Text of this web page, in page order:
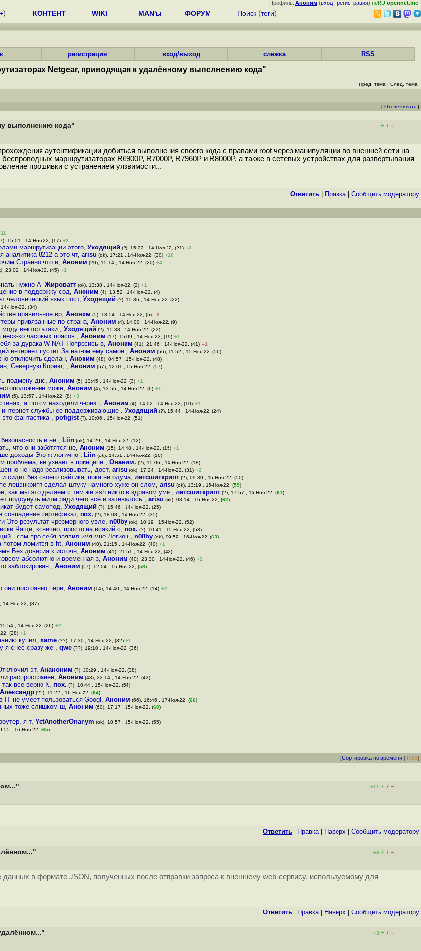
Профиль: Аноним (вход | регистрация) неRU opennet.me
+) КОНТЕНТ WIKI MAN'ы ФОРУМ Поиск (теги)
регистрация вход/выход слежка RSS
Netgear, приводящая к удалённому выполнению кода"
Пред. тема | След. тема
[ Отслеживать ]
выполнению кода" + / –
аутентификации добиться выполнения своего кода с правами root через манипуляции во внешней сети на
маршрутизаторах R6900P, R7000P, R7960P и R8000P, а также в сетевых устройствах для развёртывания
прошивки с устранением уязвимости...
Ответить Правка| Cообщить модератору
15:01 , 14-Ноя-22, (17) +3
маршрутизации этого, Уходящий (?), 15:33 , 14-Ноя-22, (21) +3
аналитика 8212 а это чт, arisu (ok), 17:21 , 14-Ноя-22, (30) +10
Странно что и, Аноним (20), 15:14 , 14-Ноя-22, (20) +4
23:02 , 14-Ноя-22, (45) +1
нужно А, Жироватт (ok), 13:38 , 14-Ноя-22, (2) +1
в поддержку сод, Аноним (4), 13:52 , 14-Ноя-22, (4)
человеческий язык пост, Уходящий (?), 15:36 , 14-Ноя-22, (22)
Ноя-22, (34)
правильное вр, Аноним (5), 13:54 , 14-Ноя-22, (5) –2
привязанные по страна, Аноним (4), 14:00 , 14-Ноя-22, (9)
вектор атаки , Уходящий (?), 15:38 , 14-Ноя-22, (23)
ко часовых поясов , Аноним (17), 15:09 , 14-Ноя-22, (19) +1
за дурака W NAT Попросись в, Аноним (41), 21:46 , 14-Ноя-22, (41) –1
интернет пустит За нат-ом ему самое , Аноним (56), 11:52 , 15-Ноя-22, (56)
отключить сделан, Аноним (48), 04:57 , 15-Ноя-22, (48)
Северную Корею, , Аноним (57), 12:01 , 15-Ноя-22, (57)
подмену днс, Аноним (5), 13:45 , 14-Ноя-22, (3) +1
можн, Аноним (4), 13:55 , 14-Ноя-22, (6) +1
(5), 13:57 , 14-Ноя-22, (8) +3
а потом находили через г, Аноним (4), 14:02 , 14-Ноя-22, (10) +1
интернет службы ее поддерживающие , Уходящий (?), 15:44 , 14-Ноя-22, (24)
фантастика , pofigist (?), 10:06 , 15-Ноя-22, (51)
и не , Liin (ok), 14:29 , 14-Ноя-22, (12)
что они заботятся не, Аноним (15), 14:48 , 14-Ноя-22, (15) +1
доходы Это ж логично , Liin (ok), 14:51 , 14-Ноя-22, (16)
не узнает в принципе , Онаним. (?), 15:06 , 14-Ноя-22, (18)
не надо реализовывать, дост, arisu (ok), 17:24 , 14-Ноя-22, (31) +2
сидит без своего сайтика, пока не одума, летсшиткрипт (?), 09:30 , 15-Ноя-22, (50)
лецэнкрипт сделал штуку намного хуже он слом, arisu (ok), 13:19 , 15-Ноя-22, (59)
как мы это делаем с тем же ssh никто в здравом уме , летсшиткрипт (?), 17:57 , 15-Ноя-22, (61)
подсунуть митм ради чего всё и затевалось , arisu (ok), 08:14 , 16-Ноя-22, (62)
будет самопод, Уходящий (?), 15:46 , 14-Ноя-22, (25)
совпадение сертификат, пох. (?), 18:08 , 14-Ноя-22, (35)
Это результат чрезмерного увле, n00by (ok), 10:19 , 15-Ноя-22, (52)
Чаще, конечно, просто на всякий с, пох. (?), 10:41 , 15-Ноя-22, (53)
- сам про себя заявил имя мне Легион , n00by (ok), 09:59 , 16-Ноя-22, (63)
потом ломится в ht, Аноним (40), 21:15 , 14-Ноя-22, (40) +1
Без доверия к источн, Аноним (41), 21:51 , 14-Ноя-22, (42)
абсолютно и временная з, Аноним (40), 23:30 , 14-Ноя-22, (46) +2
заблокирован , Аноним (57), 12:04 , 15-Ноя-22, (58)
они постоянно пере, Аноним (14), 14:40 , 14-Ноя-22, (14) +2
14-Ноя-22, (37)
, 14-Ноя-22, (26) +2
(28) +1
купил, name (??), 17:30 , 14-Ноя-22, (32) +1
я снес сразу же , qwe (??), 19:10 , 14-Ноя-22, (36)
эт, Ананоним (?), 20:29 , 14-Ноя-22, (38)
распространен, Аноним (43), 22:14 , 14-Ноя-22, (43)
все верно К, пох. (?), 10:44 , 15-Ноя-22, (54)
Александр (??), 11:22 , 16-Ноя-22, (64)
IT не умеет пользоваться Googl , Аноним (66), 16:46 , 17-Ноя-22, (66)
тоже слишком ш, Аноним (60), 17:17 , 15-Ноя-22, (60)
я т, YetAnotherOnanym (ok), 10:57 , 15-Ноя-22, (55)
, 16-Ноя-22, (65)
[Сортировка по времени | RSS]
+11 + / –
Ответить Правка| Наверх Cообщить модератору
+3 + / –
в формате JSON, полученных после отправки запроса к внешнему web-сервису, используемому для
Ответить Правка| Наверх Cообщить модератору
+3 + / –